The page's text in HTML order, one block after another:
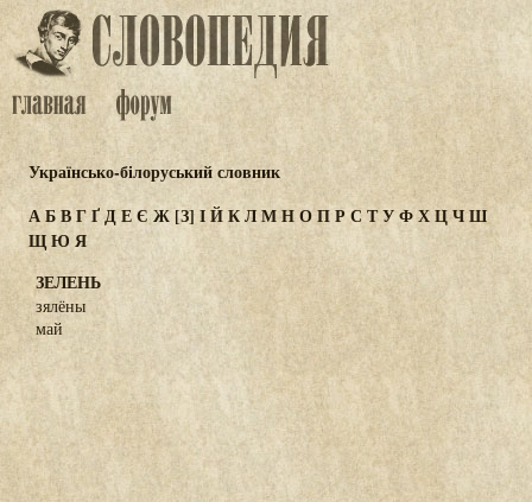
Українсько-білоруський словник
АБВГҐДЕЄ Ж[З] ІЙКЛМНОПР С ТУФХЦЧШ
ЩЮ Я
ЗЕЛЕНЬ
зялёны
май